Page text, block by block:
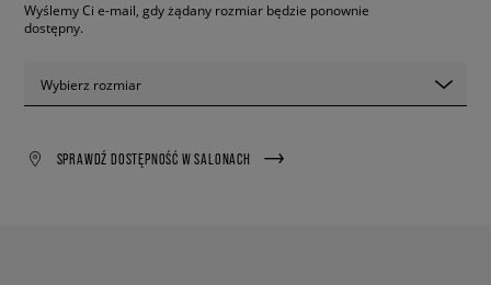
Wyślemy Ci e-mail, gdy żądany rozmiar będzie ponownie
dostępny.
Wybierz rozmiar
SPRAWDŹ DOSTĘPNOŚĆ W SALONACH